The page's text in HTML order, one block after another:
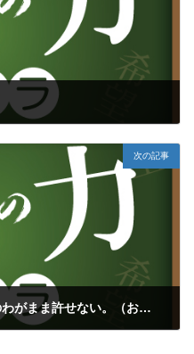
次の記事
私のわがままあたり前。他人のわがまま許せない。（お寺の掲示板シリーズ②）